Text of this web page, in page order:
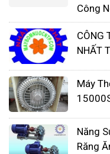
Công
CÔNG
NHẤT
Máy
Năng
Răng